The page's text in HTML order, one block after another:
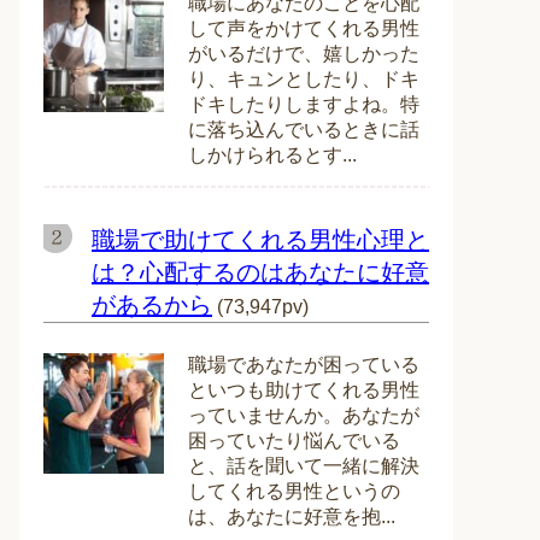
して声をかけてくれる男性
がいるだけで、嬉しかった
り、キュンとしたり、ドキ
ドキしたりしますよね。特
に落ち込んでいるときに話
しかけられるとす...
職場で助けてくれる男性心理と
は？心配するのはあなたに好意
があるから (73,947pv)
職場であなたが困っている
といつも助けてくれる男性
っていませんか。あなたが
困っていたり悩んでいる
と、話を聞いて一緒に解決
してくれる男性というの
は、あなたに好意を抱...